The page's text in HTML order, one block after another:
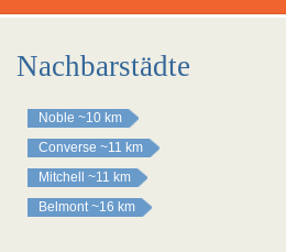
Nachbarstädte
Noble ~10 km
Converse ~11 km
Mitchell
~11 km
Belmont ~16 km